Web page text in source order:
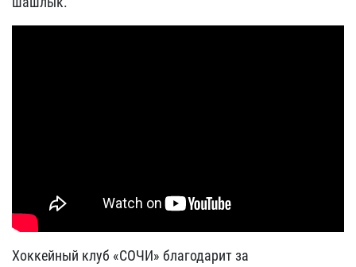
Хоккейный клуб «СОЧИ» благодарит за